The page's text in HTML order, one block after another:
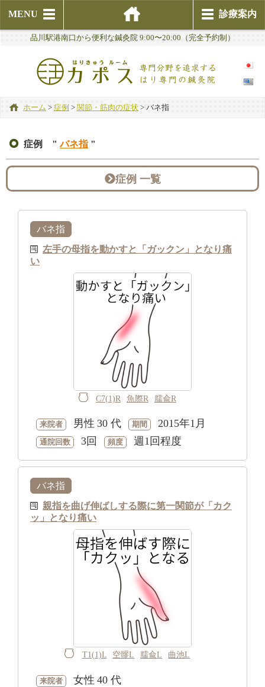
MENU 診療案内
品川駅港南口から便利な鍼灸院 9:00〜20:00（完全予約制）
ホーム > 症例 > 関節・筋肉の症状 > バネ指
症例 "バネ指 "
症例 一覧
バネ指
左手の母指を動かすと「ガックン」となり痛
い
C7(1)R 魚際R 臑兪R
来院者 男性 30 代 期間 2015年1月
通院回数 3回 頻度 週1回程度
バネ指
親指を曲げ伸ばしする際に第一関節が「カク
ッ」となり痛い
T1(1)L 空髎L 臑兪L 曲池L
来院者 女性 40 代